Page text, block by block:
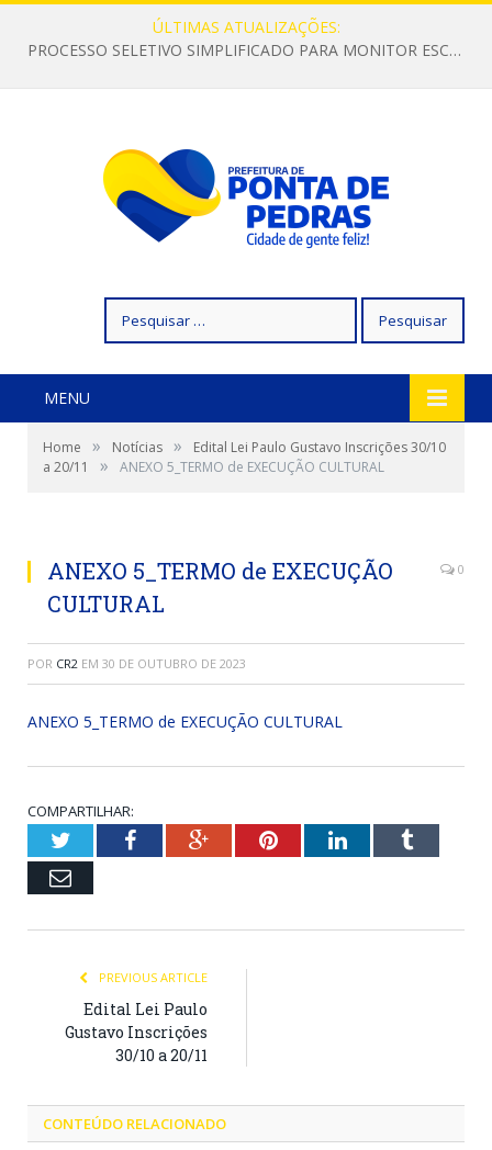
ÚLTIMAS ATUALIZAÇÕES:
PROCESSO SELETIVO SIMPLIFICADO PARA MONITOR ESCOLAR
por:
MENU
Home » Notícias »
Edital Lei Paulo Gustavo Inscrições 30/10
a 20/11
» ANEXO 5_TERMO de EXECUÇÃO CULTURAL
ANEXO 5_TERMO de EXECUÇÃO
CULTURAL
0
POR CR2 EM 30 DE OUTUBRO DE 2023
ANEXO 5_TERMO de EXECUÇÃO CULTURAL
COMPARTILHAR:
TwitterFacebookGoogle+PinterestLinkedInTumblr
Email
PREVIOUS ARTICLE
Edital Lei Paulo
Gustavo Inscrições
30/10 a 20/11
CONTEÚDO RELACIONADO